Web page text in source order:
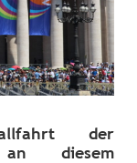
der
an diesem